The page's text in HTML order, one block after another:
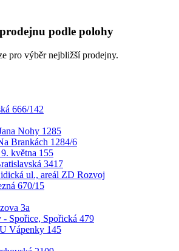
podle polohy
pro výběr nejbližší prodejny.
666/142
Nohy 1285
Brankách 1284/6
května 155
3417
ul., areál ZD Rozvoj
670/15
3a
- Spořice, Spořická 479
Vápenky 145